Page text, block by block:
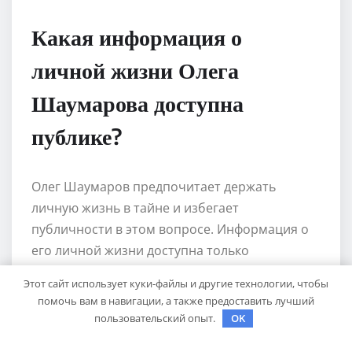
Какая информация о
личной жизни Олега
Шаумарова доступна
публике?
Олег Шаумаров предпочитает держать
личную жизнь в тайне и избегает
публичности в этом вопросе. Информация о
его личной жизни доступна только
предметом публичного обсуждения.
Этот сайт использует куки-файлы и другие технологии, чтобы
помочь вам в навигации, а также предоставить лучший
пользовательский опыт.
OK